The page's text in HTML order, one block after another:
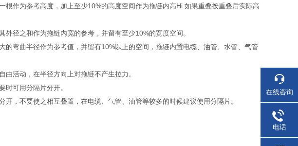
根作为参考高度，加上至少10%的高度空间作为拖链内高Hi.如果重叠按重叠后实际高
外径之和作为拖链内宽的参考，并留有至少10%的宽度空间。
的弯曲半径作为参考值，并留有10%以上的空间，拖链内置电缆、油管、水管、气管
自由活动，在半径方向上对拖链不产生拉力。
要时可用分隔片分开。
，不要使之相互叠置，在电缆、气管、油管等较多的时候建议使用分隔片。
在线咨询
电话